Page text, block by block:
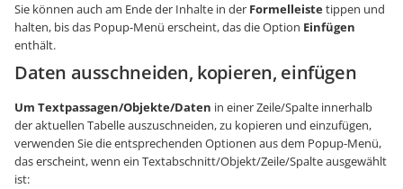
Sie können auch am Ende der Inhalte in der Formelleistetippen und
halten, bis das Popup-Menü erscheint, das die Option Einfügen
enthält.
Daten ausschneiden, kopieren, einfügen
Um Textpassagen/Objekte/Daten in einer Zeile/Spalte innerhalb
der aktuellen Tabelle auszuschneiden, zu kopieren und einzufügen,
verwenden Sie die entsprechenden Optionen aus dem Popup-Menü,
das erscheint, wenn ein Textabschnitt/Objekt/Zeile/Spalte ausgewählt
ist: